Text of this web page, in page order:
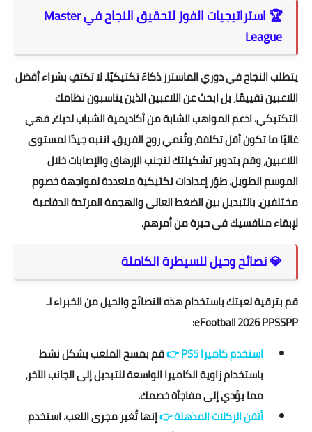
🏆 استراتيجيات الفوز لتحقيق النجاح في Master
League
يتطلب النجاح في دوري الماسترز ذكاءً تكتيكيًا. لا تكتفِ بشراء أفضل
اللاعبين تقييمًا، بل ابحث عن اللاعبين الذين يناسبون نظامك
التكتيكي. ادعم المواهب الشابة من أكاديمية الشباب لديك، فهي
غالبًا ما تكون أقل تكلفة، وتُنمي روح الفريق. انتبه جيدًا لمستوى
اللاعبين، وقم بتدوير تشكيلتك لتجنب الإرهاق والإصابات خلال
الموسم الطويل. طوّر إعدادات تكتيكية متعددة لمواجهة خصوم
مختلفين، بالتبديل بين الضغط العالي والهجمة المرتدة الدفاعية
لإبقاء منافسيك في حيرة من أمرهم.
💎 نصائح وحيل للسيطرة الكاملة
قم بترقية لعبتك باستخدام هذه النصائح والحيل من الخبراء لـ
eFootball 2026 PPSSPP:
استخدم كاميرا PS5
👉قم بمسح الملعب بشكل نشط
باستخدام زاوية الكاميرا الواسعة للتبديل إلى الجانب الآخر،
مما يؤدي إلى مفاجأة خصمك.
أتقن الركلات المذهلة👉إنها تُغير مجرى اللعب. استخدم